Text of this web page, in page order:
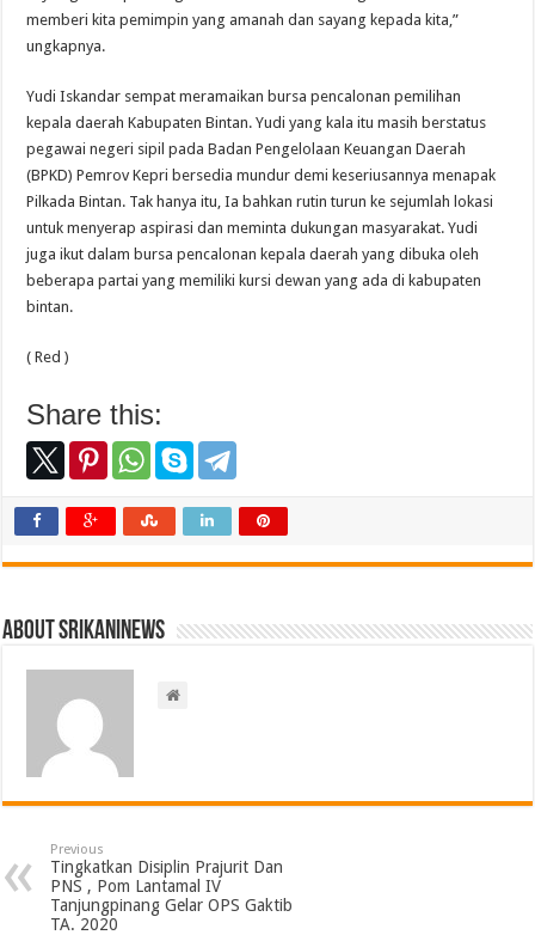
memberi kita pemimpin yang amanah dan sayang kepada kita,”
ungkapnya.
Yudi Iskandar sempat meramaikan bursa pencalonan pemilihan
kepala daerah Kabupaten Bintan. Yudi yang kala itu masih berstatus
pegawai negeri sipil pada Badan Pengelolaan Keuangan Daerah
(BPKD) Pemrov Kepri bersedia mundur demi keseriusannya menapak
Pilkada Bintan. Tak hanya itu, Ia bahkan rutin turun ke sejumlah lokasi
untuk menyerap aspirasi dan meminta dukungan masyarakat. Yudi
juga ikut dalam bursa pencalonan kepala daerah yang dibuka oleh
beberapa partai yang memiliki kursi dewan yang ada di kabupaten
bintan.
( Red )
Share this:
About srikaninews
Previous
Tingkatkan Disiplin Prajurit Dan
PNS , Pom Lantamal IV
Tanjungpinang Gelar OPS Gaktib
TA. 2020